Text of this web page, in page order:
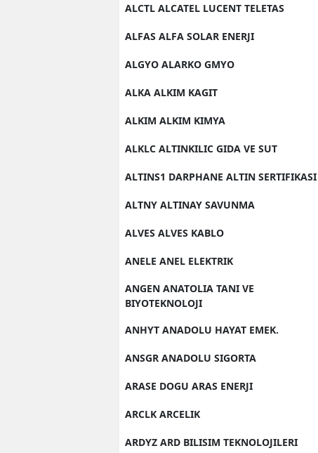
ALCTL ALCATEL LUCENT TELETAS
ALFAS ALFA SOLAR ENERJI
ALGYO ALARKO GMYO
ALKA ALKIM KAGIT
ALKIM ALKIM KIMYA
ALKLC ALTINKILIC GIDA VE SUT
ALTINS1 DARPHANE ALTIN SERTIFIKASI
ALTNY ALTINAY SAVUNMA
ALVES ALVES KABLO
ANELE ANEL ELEKTRIK
ANGEN ANATOLIA TANI VE
BIYOTEKNOLOJI
ANHYT ANADOLU HAYAT EMEK.
ANSGR ANADOLU SIGORTA
ARASE DOGU ARAS ENERJI
ARCLK ARCELIK
ARDYZ ARD BILISIM TEKNOLOJILERI